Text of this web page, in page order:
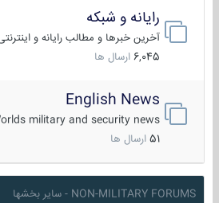
رایانه و شبکه
آخرین خبرها و مطالب رایانه و اینترنتی
6,045 ارسال ها
English News
Worlds military and security news
51 ارسال ها
NON-MILITARY FORUMS - سایر بخشها